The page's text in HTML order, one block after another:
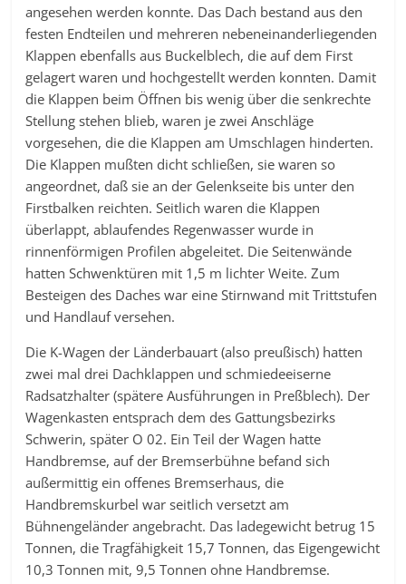
angesehen werden konnte. Das Dach bestand aus den
festen Endteilen und mehreren nebeneinanderliegenden
Klappen ebenfalls aus Buckelblech, die auf dem First
gelagert waren und hochgestellt werden konnten. Damit
die Klappen beim Öffnen bis wenig über die senkrechte
Stellung stehen blieb, waren je zwei Anschläge
vorgesehen, die die Klappen am Umschlagen hinderten.
Die Klappen mußten dicht schließen, sie waren so
angeordnet, daß sie an der Gelenkseite bis unter den
Firstbalken reichten. Seitlich waren die Klappen
überlappt, ablaufendes Regenwasser wurde in
rinnenförmigen Profilen abgeleitet. Die Seitenwände
hatten Schwenktüren mit 1,5 m lichter Weite. Zum
Besteigen des Daches war eine Stirnwand mit Trittstufen
und Handlauf versehen.
Die K-Wagen der Länderbauart (also preußisch) hatten
zwei mal drei Dachklappen und schmiedeeiserne
Radsatzhalter (spätere Ausführungen in Preßblech). Der
Wagenkasten entsprach dem des Gattungsbezirks
Schwerin, später O 02. Ein Teil der Wagen hatte
Handbremse, auf der Bremserbühne befand sich
außermittig ein offenes Bremserhaus, die
Handbremskurbel war seitlich versetzt am
Bühnengeländer angebracht. Das ladegewicht betrug 15
Tonnen, die Tragfähigkeit 15,7 Tonnen, das Eigengewicht
10,3 Tonnen mit, 9,5 Tonnen ohne Handbremse.